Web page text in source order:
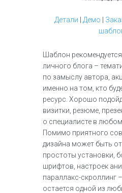
Детали Демо
Шаблон
личного блога –
по замыслу автора,
именно на том, кто
ресурс. Хорошо
визитки, резюме,
о специалисте в
Помимо приятного
дизайна может быть
простоты установки,
шрифтов, настроек
параллакс-скроллинг
остается одной из